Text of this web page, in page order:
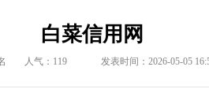
白菜信用网
人气： 119 发表时间：2026-05-05